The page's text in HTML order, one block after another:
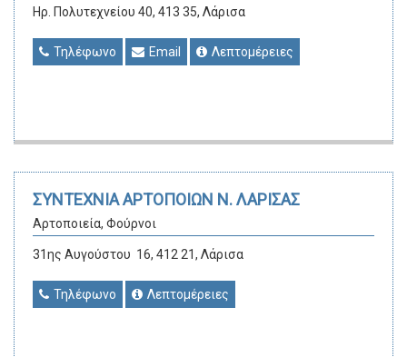
Ηρ. Πολυτεχνείου 40, 413 35, Λάρισα
Τηλέφωνο Email Λεπτομέρειες
ΣΥΝΤΕΧΝΙΑ ΑΡΤΟΠΟΙΩΝ Ν. ΛΑΡΙΣΑΣ
Αρτοποιεία, Φούρνοι
31ης Αυγούστου 16, 412 21, Λάρισα
Τηλέφωνο Λεπτομέρειες